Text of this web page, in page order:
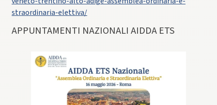
straordinaria-elettiva/
APPUNTAMENTI NAZIONALI AIDDA ETS